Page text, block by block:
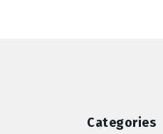
Categories